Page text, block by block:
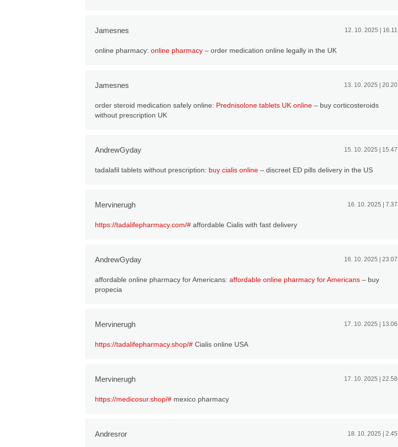
Jamesnes 12. 10. 2025 | 16.11
online pharmacy: online pharmacy – order medication online legally in the UK
Jamesnes 13. 10. 2025 | 20.20
order steroid medication safely online: Prednisolone tablets UK online – buy corticosteroids
without prescription UK
AndrewGyday 15. 10. 2025 | 15.47
tadalafil tablets without prescription: buy cialis online – discreet ED pills delivery in the US
Mervinerugh 16. 10. 2025 | 7.37
https://tadalifepharmacy.com/# affordable Cialis with fast delivery
AndrewGyday 16. 10. 2025 | 23.07
affordable online pharmacy for Americans: affordable online pharmacy for Americans – buy
propecia
Mervinerugh 17. 10. 2025 | 13.06
https://tadalifepharmacy.shop/# Cialis online USA
Mervinerugh 17. 10. 2025 | 22.58
https://medicosur.shop/# mexico pharmacy
Andresror 18. 10. 2025 | 2.45